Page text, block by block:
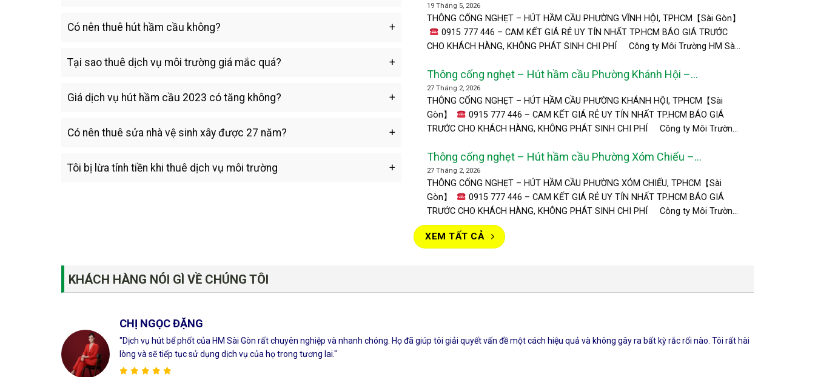
Có nên thuê hút hầm cầu không?
Tại sao thuê dịch vụ môi trường giá mắc quá?
Giá dịch vụ hút hầm cầu 2023 có tăng không?
Có nên thuê sửa nhà vệ sinh xây được 27 năm?
Tôi bị lừa tính tiền khi thuê dịch vụ môi trường
19 Tháng 5, 2026
THÔNG CỐNG NGHẸT – HÚT HẦM CẦU PHƯỜNG VĨNH HỘI, TPHCM【Sài Gòn】
0915 777 446 – CAM KẾT GIÁ RẺ UY TÍN NHẤT TP.HCM BÁO GIÁ TRƯỚC
CHO KHÁCH HÀNG, KHÔNG PHÁT SINH CHI PHÍ Công ty Môi Trường HM Sài
Thông cống nghẹt – Hút hầm cầu Phường Khánh Hội –
0915777446
27 Tháng 2, 2026
THÔNG CỐNG NGHẸT – HÚT HẦM CẦU PHƯỜNG KHÁNH HỘI, TPHCM【Sài
Gòn】
0915 777 446 – CAM KẾT GIÁ RẺ UY TÍN NHẤT TP.HCM BÁO GIÁ
TRƯỚC CHO KHÁCH HÀNG, KHÔNG PHÁT SINH CHI PHÍ Công ty Môi Trường
Thông cống nghẹt – Hút hầm cầu Phường Xóm Chiếu –
0915777446
27 Tháng 2, 2026
THÔNG CỐNG NGHẸT – HÚT HẦM CẦU PHƯỜNG XÓM CHIẾU, TPHCM【Sài
Gòn】
0915 777 446 – CAM KẾT GIÁ RẺ UY TÍN NHẤT TP.HCM BÁO GIÁ
TRƯỚC CHO KHÁCH HÀNG, KHÔNG PHÁT SINH CHI PHÍ Công ty Môi Trường
HM Sài Gòn được biết đến là đơn [...]
XEM TẤT CẢ
KHÁCH HÀNG NÓI GÌ VỀ CHÚNG TÔI
CHỊ NGỌC ĐẶNG
"Dịch vụ hút bể phốt của HM Sài Gòn rất chuyên nghiệp và nhanh chóng. Họ đã giúp tôi giải quyết vấn đề một cách hiệu quả và không gây ra bất kỳ rắc rối nào. Tôi rất hài
lòng và sẽ tiếp tục sử dụng dịch vụ của họ trong tương lai."